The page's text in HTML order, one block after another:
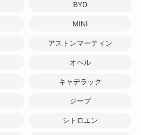
BYD
MINI
アストンマーティン
オペル
キャデラック
ジープ
シトロエン